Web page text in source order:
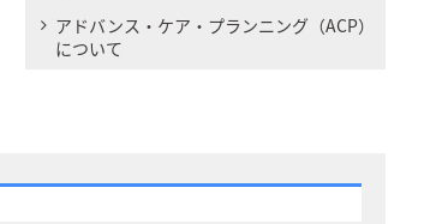
アドバンス・ケア・プランニング（ACP）
について